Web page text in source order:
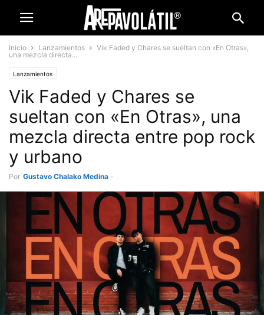
Inicio Lanzamientos
Vik Faded y Chares se sueltan con «En Otras»,
una mezcla directa...
Lanzamientos
Vik Faded y Chares se
sueltan con «En Otras», una
mezcla directa entre pop rock
y urbano
Por Gustavo Chalako Medina -